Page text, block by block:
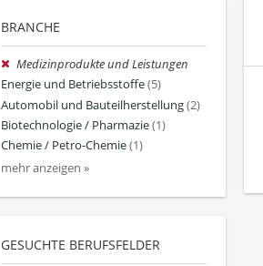
BRANCHE
Medizinprodukte und Leistungen
Energie und Betriebsstoffe(5)
Automobil und Bauteilherstellung(2)
Biotechnologie / Pharmazie(1)
Chemie / Petro-Chemie(1)
mehr anzeigen »
GESUCHTE BERUFSFELDER